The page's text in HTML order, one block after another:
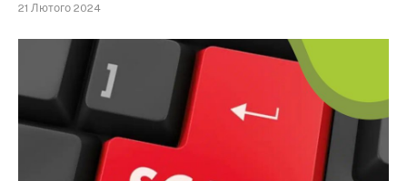
21 Лютого 2024